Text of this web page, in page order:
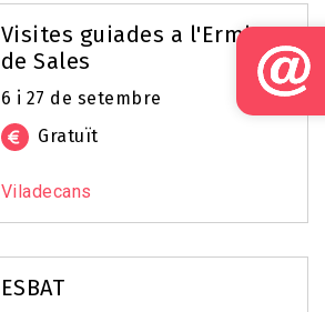
Visites guiades a l'Ermita
de Sales
6 i 27 de setembre
Gratuït
Viladecans
ESBAT